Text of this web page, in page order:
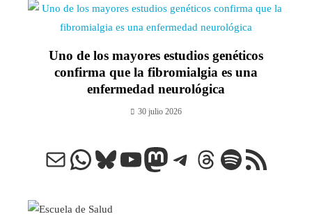
Uno de los mayores estudios genéticos
confirma que la fibromialgia es una
enfermedad neurológica
30 julio 2026
Correo electrónico
WhatsApp
Bluesky
YouTube
Mastodon
Telegram
Threads
Spotify
Feed RSS